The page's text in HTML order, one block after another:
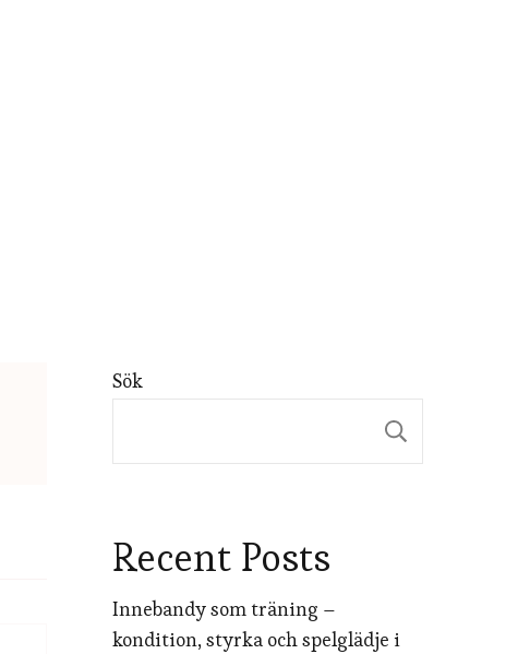
Sök
Recent Posts
Innebandy som träning –
kondition, styrka och spelglädje i